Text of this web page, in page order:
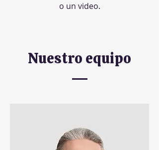
o un video.
Nuestro equipo